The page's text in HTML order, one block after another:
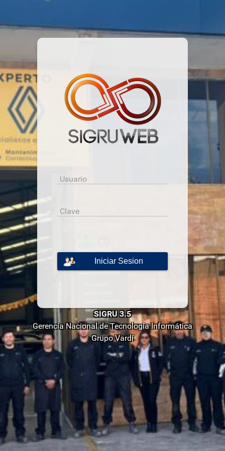
Usuario
Clave
Iniciar Sesion
SIGRU 3.5
Gerencia Nacional de Tecnología Informática
Grupo Vardí